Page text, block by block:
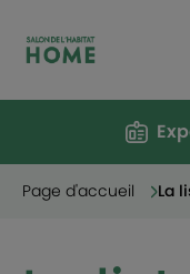
Page d'accueil La